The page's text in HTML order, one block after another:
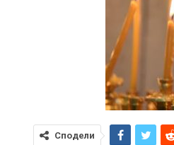
Сподели